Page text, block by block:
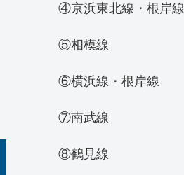
④京浜東北線・根岸線
⑤相模線
⑥横浜線・根岸線
⑦南武線
⑧鶴見線